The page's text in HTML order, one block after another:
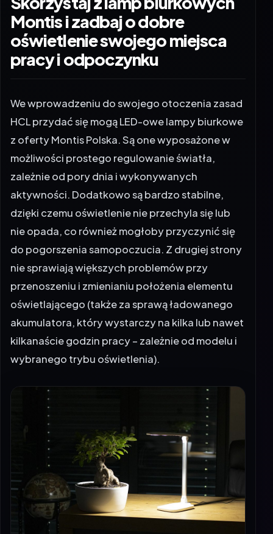
Montis i zadbaj o dobre
oświetlenie swojego miejsca
pracy i odpoczynku
We wprowadzeniu do swojego otoczenia zasad
HCL przydać się mogą LED-owe lampy biurkowe
z oferty Montis Polska. Są one wyposażone w
możliwości prostego regulowanie światła,
zależnie od pory dnia i wykonywanych
aktywności. Dodatkowo są bardzo stabilne,
dzięki czemu oświetlenie nie przechyla się lub
nie opada, co również mogłoby przyczynić się
do pogorszenia samopoczucia. Z drugiej strony
nie sprawiają większych problemów przy
przenoszeniu i zmienianiu położenia elementu
oświetlającego (także za sprawą ładowanego
akumulatora, który wystarczy na kilka lub nawet
kilkanaście godzin pracy – zależnie od modelu i
wybranego trybu oświetlenia).